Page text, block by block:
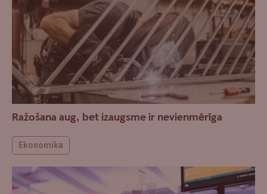
Ražošana aug, bet izaugsme ir nevienmērīga
Ekonomika